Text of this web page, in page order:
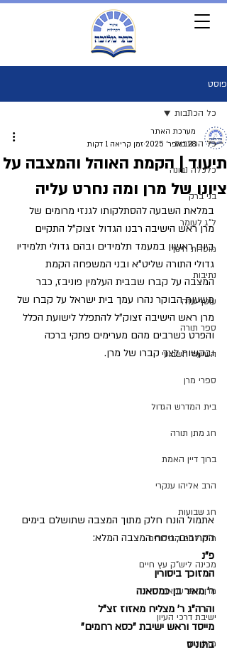
פוסט
כל הכתבות
כלכלה נבונה
בני ברק
ל"ג לעומר
מוסדות חינוך
נתיבות
עוטף עזה
ספר תורה
השיעור השבועי
ספרי מרן
בית המדרש הגדול
חג מתן תורה
ברוך דיין האמת
הרב אליהו ענקרי
חג שבועות
ת"ת לחם הביכורים
מכינה ליש"ק עץ חיים
מרן הרב עמאר
ישיבת דרכי העיון
מזל טוב
כל הכתבות
תיעוד | הקמת האוהל והמצבה על
ציונו של מרן ומה נחרט עליה
מערכת האתר
28 באפר׳ 2025
זמן קריאה 1 דקות
במלאת השבעה להסתלקותו לגנזי מרומים של
מרן ראש הישיבה רבנו הגדול זצוק"ל התקיים
ביום ראשון במעמד תלמידים ובהם גדולי תלמידיו
גדולי התורה שליט"א ובני המשפחה הקמת
המצבה על קברו שבבית העלמין פוניבז, כבר
משעות הבוקר נהרו עמך בית ישראל על קברו של
מרן ראש הישיבה זצוק"ל להתפלל לישועת הכלל
והפרט כשרבים מהם מערימים פתקי ברכה
ובקשות לצד קברו של מרן.
אתמול הונח חלק מתוך המצבה שתושלם בימים
הקרובים, נוסח המצבה המלא:
פ"נ
המזוכך ביסורין
ר' מאיר בן כמסאנה
והרה"ג ר' מצליח מאזוז זצ"ל
מייסד וראש ישיבת "כסא רחמים"
בתוניס